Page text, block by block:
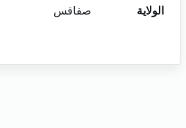
الولاية
صفاقس